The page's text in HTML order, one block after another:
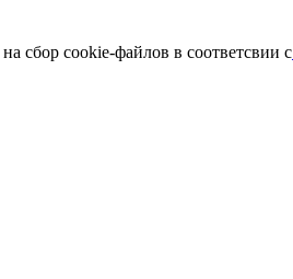
сбор cookie-файлов в соответсвии с